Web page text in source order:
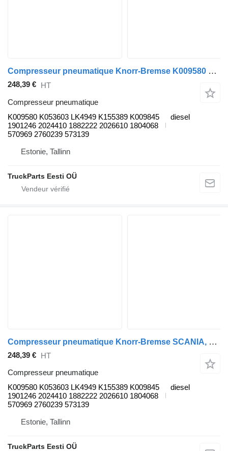
Compresseur pneumatique Knorr-Bremse K009580 pour Scania K,N,F-series bus (2006-)
248,39 € HT
Compresseur pneumatique
K009580 K053603 LK4949 K155389 K009845
1901246 2024410 1882222 2026610 1804068
570969 2760239 573139
diesel
Estonie, Tallinn
TruckParts Eesti OÜ
Compresseur pneumatique Knorr-Bremse SCANIA, KNORR-BREMSE série K (01.06-) K009580 pour Scania K,N,F-series bus (2006-)
248,39 € HT
Compresseur pneumatique
K009580 K053603 LK4949 K155389 K009845
1901246 2024410 1882222 2026610 1804068
570969 2760239 573139
diesel
Estonie, Tallinn
TruckParts Eesti OÜ